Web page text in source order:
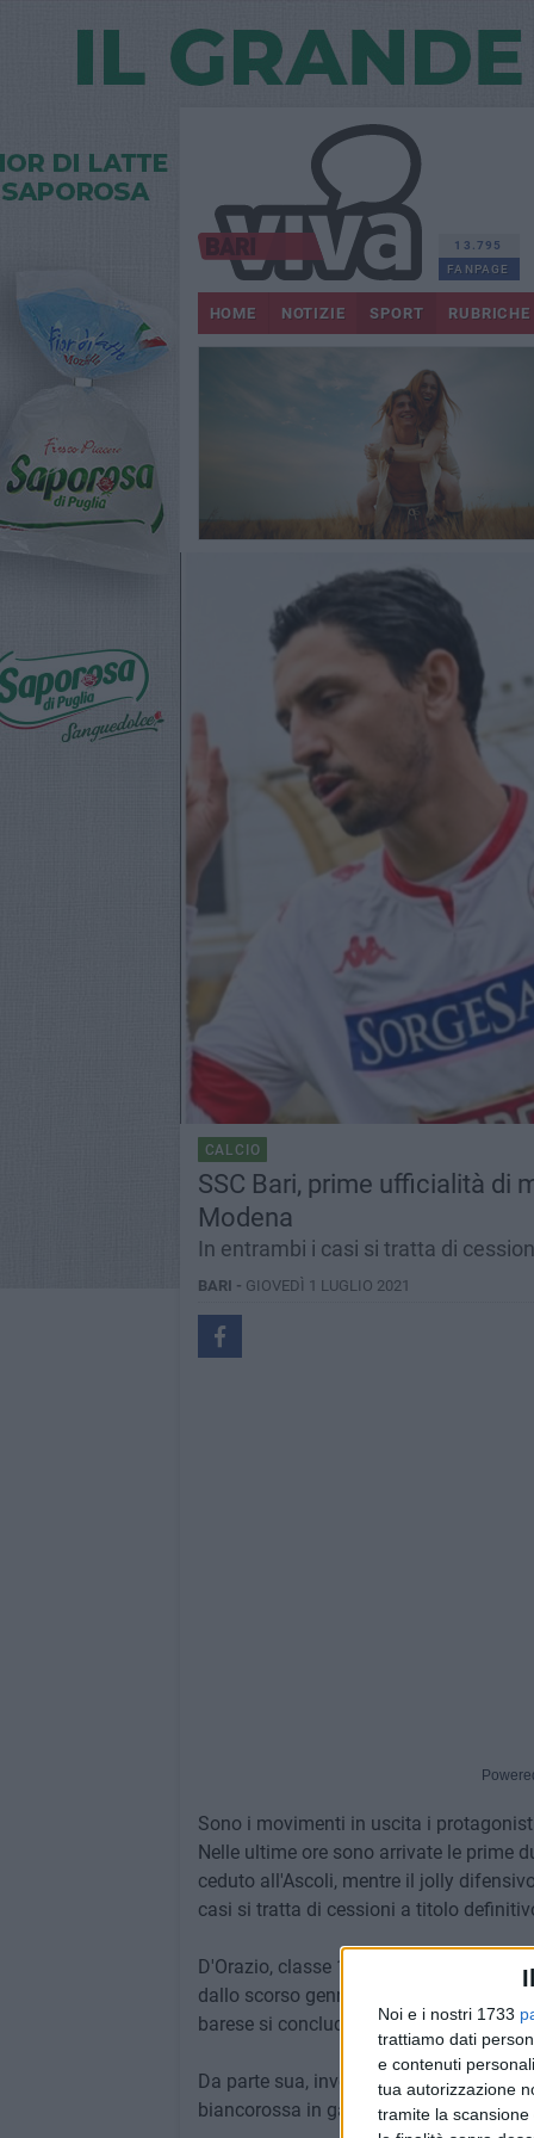
Noi e i nostri 1733
trattiamo dati
e contenuti
tua autorizzazione
tramite la
13.795
FANPAGE
HOME NOTIZIE SPORT RUBRICHE
CALCIO
SSC Bari, prime ufficialità di
Modena
In entrambi i casi si tratta di
BARI - GIOVEDÌ 1 LUGLIO 2021
Sono i movimenti in uscita i
Nelle ultime ore sono arrivate le prime
ceduto all'Ascoli, mentre il jolly
casi si tratta di cessioni a titolo
D'Orazio, classe 1990, torna a vestire
dallo scorso gennaio con la formula
barese si conclude con uno score di 15
Da parte sua, invece, Ciofani, classe
biancorossa in gare ufficiali, con un